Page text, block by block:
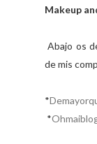
Makeup
Abajo os
de mis
*
*